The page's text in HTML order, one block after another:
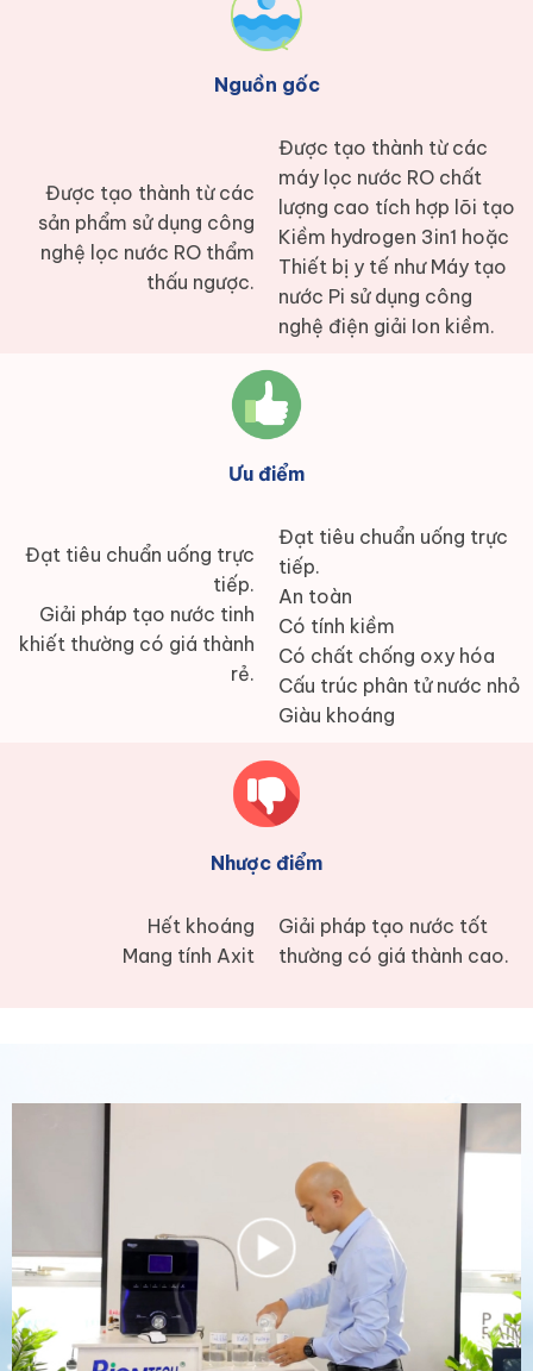
Được tạo thành từ các
sản phẩm sử dụng công
nghệ lọc nước RO thẩm
thấu ngược.
Nguồn gốc
Được tạo thành từ các
máy lọc nước RO chất
lượng cao tích hợp lõi tạo
Kiềm hydrogen 3in1 hoặc
Thiết bị y tế như Máy tạo
nước Pi sử dụng công
nghệ điện giải Ion kiềm.
Đạt tiêu chuẩn uống trực
tiếp.
Giải pháp tạo nước tinh
khiết thường có giá thành
rẻ.
Ưu điểm
Đạt tiêu chuẩn uống trực
tiếp.
An toàn
Có tính kiềm
Có chất chống oxy hóa
Cấu trúc phân tử nước nhỏ
Giàu khoáng
Hết khoáng
Mang tính Axit
Nhược điểm
Giải pháp tạo nước tốt
thường có giá thành cao.